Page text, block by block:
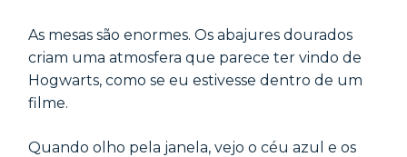
As mesas são enormes. Os abajures dourados
criam uma atmosfera que parece ter vindo de
Hogwarts, como se eu estivesse dentro de um
filme.
Quando olho pela janela, vejo o céu azul e os